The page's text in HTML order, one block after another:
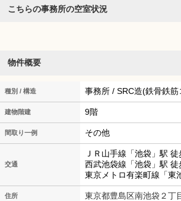
こちらの事務所の空室状況
物件概要
種別 / 構造 事務所 / SRC造(鉄骨鉄
建物階建 9階
間取り一例 その他
交通
ＪＲ山手線「池袋」駅
西武池袋線「池袋」駅 徒
東京メトロ有楽町線「東
住所 東京都豊島区南池袋２丁